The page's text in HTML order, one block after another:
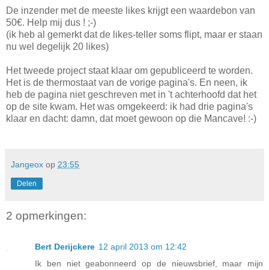
De inzender met de meeste likes krijgt een waardebon van
50€. Help mij dus ! ;-)
(ik heb al gemerkt dat de likes-teller soms flipt, maar er staan
nu wel degelijk 20 likes)
Het tweede project staat klaar om gepubliceerd te worden.
Het is de thermostaat van de vorige pagina's. En neen, ik
heb de pagina niet geschreven met in 't achterhoofd dat het
op de site kwam. Het was omgekeerd: ik had drie pagina's
klaar en dacht: damn, dat moet gewoon op die Mancave! :-)
Jangeox op 23:55
Delen
2 opmerkingen:
Bert Derijckere 12 april 2013 om 12:42
Ik ben niet geabonneerd op de nieuwsbrief, maar mijn